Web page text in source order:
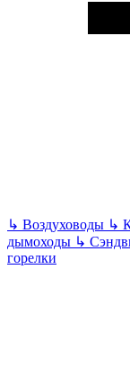
↳ Воздуховоды ↳
дымоходы ↳
горелки